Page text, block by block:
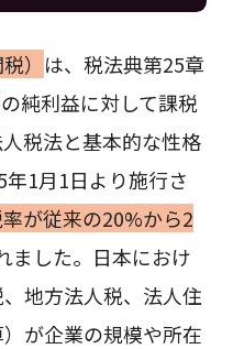
） は、税法典第25章
純利益に対して課税
税法と基本的な性格
1月1日より施行さ
が従来の20%から2
ました。日本におけ
地方法人税、法人住
が企業の規模や所在